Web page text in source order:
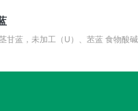
甘蓝，未加工（U）、苤蓝食物酸